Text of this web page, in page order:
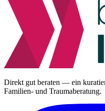
Direkt gut beraten — ein
Familien- und Traumaberatung.